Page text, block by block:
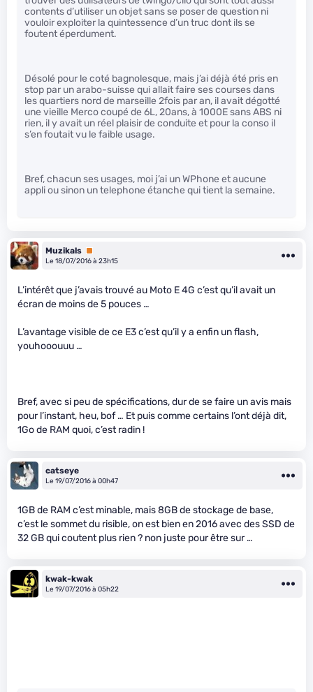
contents d’utiliser un objet sans se poser de question ni
vouloir exploiter la quintessence d’un truc dont ils se
foutent éperdument.
Désolé pour le coté bagnolesque, mais j’ai déjà été pris en
stop par un arabo-suisse qui allait faire ses courses dans
les quartiers nord de marseille 2fois par an, il avait dégotté
une vieille Merco coupé de 6L, 20ans, à 1000E sans ABS ni
rien, il y avait un réel plaisir de conduite et pour la conso il
s’en foutait vu le faible usage.
Bref, chacun ses usages, moi j’ai un WPhone et aucune
appli ou sinon un telephone étanche qui tient la semaine.
Muzikals Premium
Le 18/07/2016 à 23h15
L’intérêt que j’avais trouvé au Moto E 4G c’est qu’il avait un
écran de moins de 5 pouces …
L’avantage visible de ce E3 c’est qu’il y a enfin un flash,
youhooouuu …
Bref, avec si peu de spécifications, dur de se faire un avis mais
pour l’instant, heu, bof … Et puis comme certains l’ont déjà dit,
1Go de RAM quoi, c’est radin !
catseye
Le 19/07/2016 à 00h47
1GB de RAM c’est minable, mais 8GB de stockage de base,
c’est le sommet du risible, on est bien en 2016 avec des SSD de
32 GB qui coutent plus rien ? non juste pour être sur …
kwak-kwak
Le 19/07/2016 à 05h22